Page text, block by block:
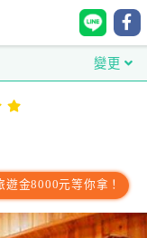
變更
遊金8000元等你拿！